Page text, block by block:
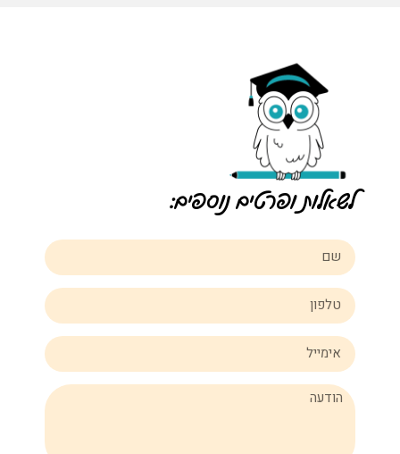
לשאלות ופרטים נוספים: